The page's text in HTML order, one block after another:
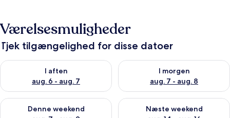
Værelsesmuligheder
Tjek tilgængelighed for disse datoer
I aften
aug. 6 - aug. 7
Tjek tilgængelighed for i aften aug. 6 - aug. 7
I morgen
aug. 7 - aug. 8
Tjek tilgængelighed for i
Denne weekend
Tjek tilgængelighed for denne weekend aug. 7 - aug. 9
Næste weekend
Tjek tilgængelighed for næste